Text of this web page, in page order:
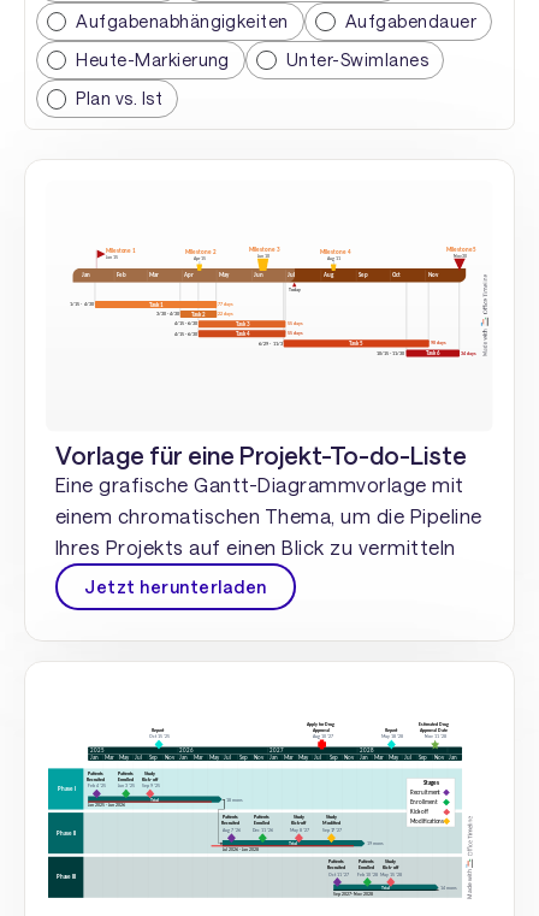
Aufgabenabhängigkeiten
Aufgabendauer
Heute-Markierung
Unter-Swimlanes
Plan vs. Ist
Vorlage für eine Projekt-To-do-Liste
Eine grafische Gantt-Diagrammvorlage mit
einem chromatischen Thema, um die Pipeline
Ihres Projekts auf einen Blick zu vermitteln
Jetzt herunterladen